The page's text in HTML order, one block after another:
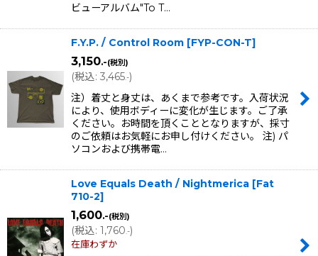
ビューアルバム"To T…
F.Y.P. / Control Room [FYP-CON-T]
3,150.-(税別)
(税込: 3,465.-)
注）着丈と身丈は、あくまで参考です。入荷状況
により、使用ボディーに変化が生じます。ご了承
ください。お時間を頂くこととなりますが、採寸
のご依頼はお気軽にお申し付けください。 注) パ
ソコンおよび携帯電…
Love Equals Death / Nightmerica [Fat
710-2]
1,600.-(税別)
(税込: 1,760.-)
在庫わずか